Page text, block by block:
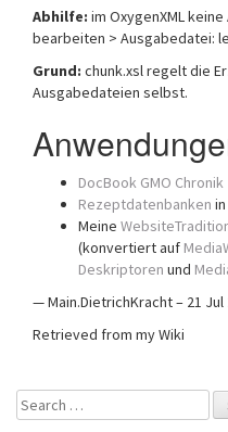
Abhilfe: im OxygenXML
bearbeiten > Ausgabedatei:
Grund: chunk.xsl regelt die
Ausgabedateien selbst.
DocBook GMO Chronik
Rezeptdatenbanken
Meine
(konvertiert auf
Deskriptoren und
— Main.DietrichKracht – 21 Jul
Retrieved from my Wiki
Search
for: